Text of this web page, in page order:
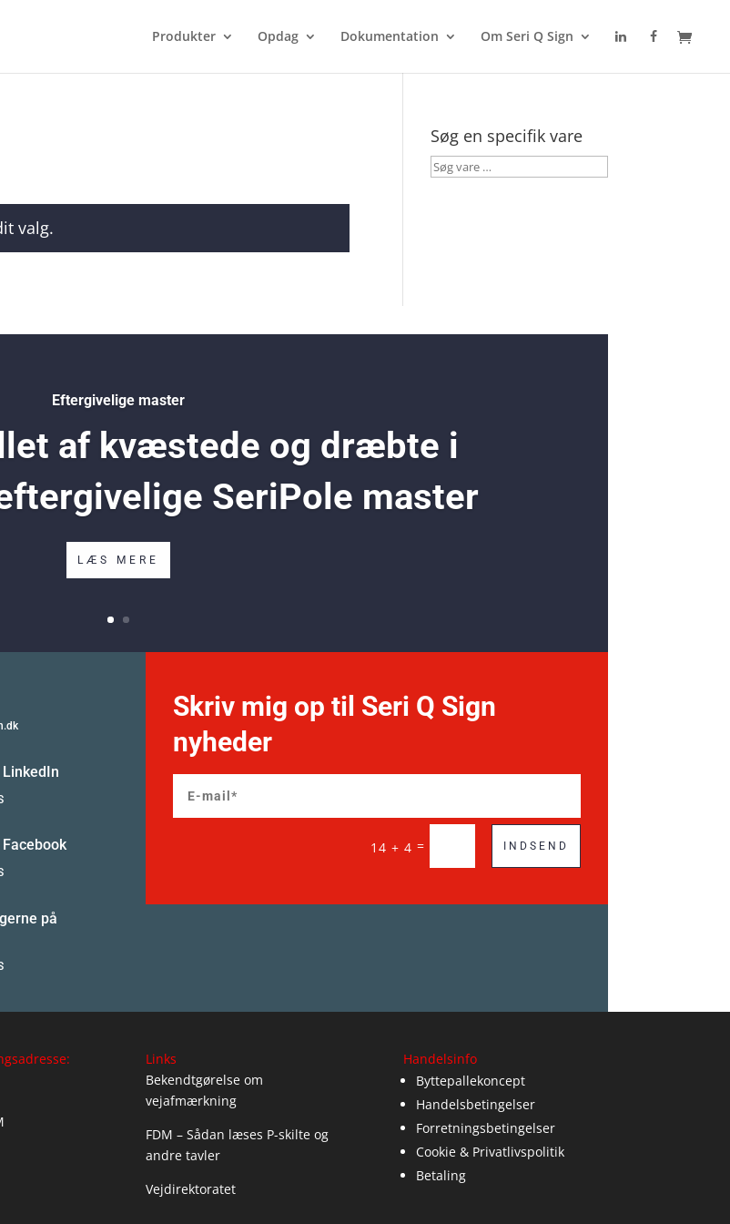
Produkter Opdag Dokumentation Om Seri Q Sign
valg.
Søg en specifik vare
Søg
Eftergivelige master
af kvæstede og dræbte i
SeriPole master
LÆS MERE
LinkedIn
Facebook
på
Skriv mig op til Seri Q Sign
nyheder
14 + 4 = INDSEND
Links
Bekendtgørelse om
vejafmærkning
FDM – Sådan læses P-skilte og
andre tavler
Vejdirektoratet
Handelsinfo
Byttepallekoncept
Handelsbetingelser
Forretningsbetingelser
Cookie & Privatlivspolitik
Betaling